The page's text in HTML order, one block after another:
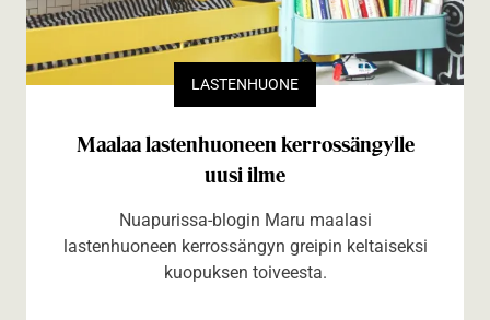
Maalaa lastenhuoneen kerrossängylle
uusi ilme
LASTENHUONE
Nuapurissa-blogin Maru maalasi
lastenhuoneen kerrossängyn greipin keltaiseksi
kuopuksen toiveesta.